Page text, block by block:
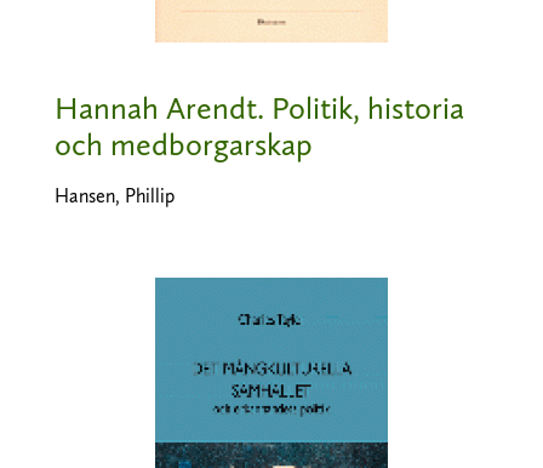
Hannah Arendt. Politik, historia
och medborgarskap
Hansen, Phillip